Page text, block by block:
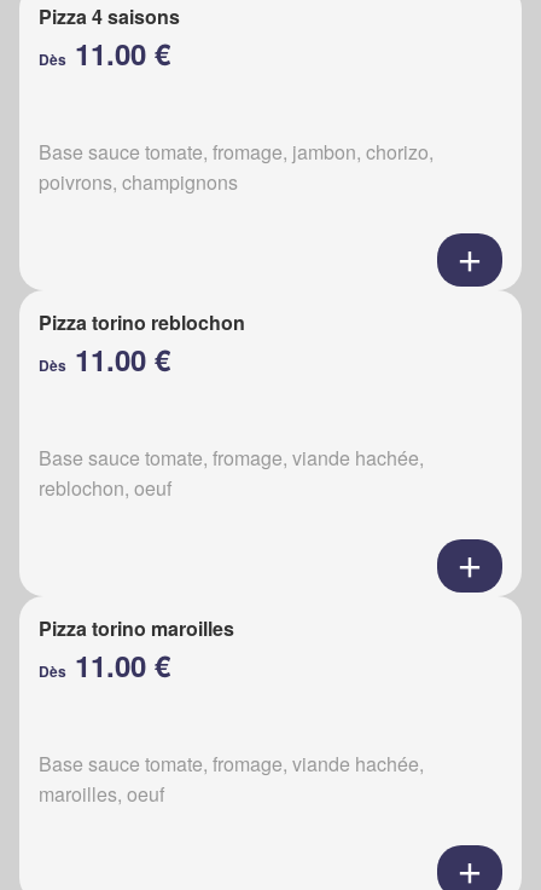
Pizza 4 saisons
Dès 11.00 €
Base sauce tomate, fromage, jambon, chorizo,
poivrons, champignons
Pizza torino reblochon
Dès 11.00 €
Base sauce tomate, fromage, viande hachée,
reblochon, oeuf
Pizza torino maroilles
Dès 11.00 €
Base sauce tomate, fromage, viande hachée,
maroilles, oeuf